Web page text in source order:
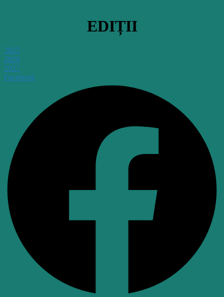
EDIȚII
2025
2026
2027
Facebook